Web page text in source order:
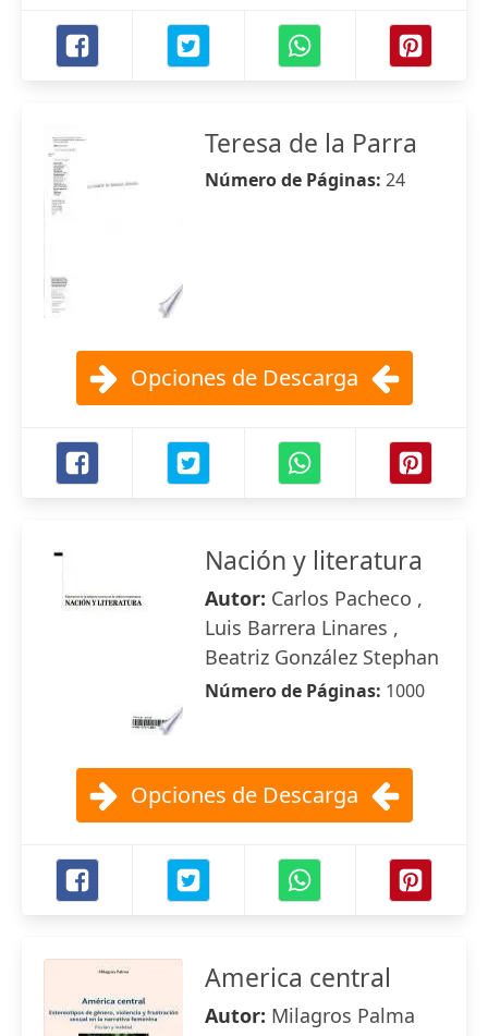
Teresa de la Parra
Número de Páginas: 24
Opciones de Descarga
Nación y literatura
Autor: Carlos Pacheco ,
Luis Barrera Linares ,
Beatriz González Stephan
Número de Páginas: 1000
Opciones de Descarga
America central
Autor: Milagros Palma